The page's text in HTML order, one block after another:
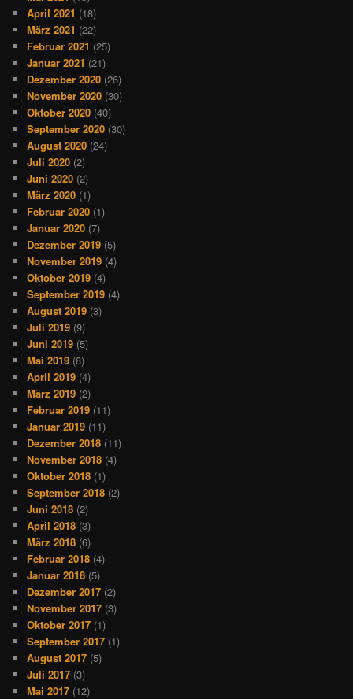
April 2021 (18)
März 2021 (22)
Februar 2021 (25)
Januar 2021 (21)
Dezember 2020 (26)
November 2020 (30)
Oktober 2020 (40)
September 2020 (30)
August 2020 (24)
Juli 2020 (2)
Juni 2020 (2)
März 2020 (1)
Februar 2020 (1)
Januar 2020 (7)
Dezember 2019 (5)
November 2019 (4)
Oktober 2019 (4)
September 2019 (4)
August 2019 (3)
Juli 2019 (9)
Juni 2019 (5)
Mai 2019 (8)
April 2019 (4)
März 2019 (2)
Februar 2019 (11)
Januar 2019 (11)
Dezember 2018 (11)
November 2018 (4)
Oktober 2018 (1)
September 2018 (2)
Juni 2018 (2)
April 2018 (3)
März 2018 (6)
Februar 2018 (4)
Januar 2018 (5)
Dezember 2017 (2)
November 2017 (3)
Oktober 2017 (1)
September 2017 (1)
August 2017 (5)
Juli 2017 (3)
Mai 2017 (12)